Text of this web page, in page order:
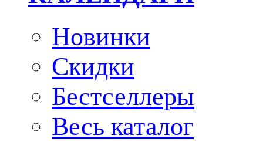
Новинки
Скидки
Бестселлеры
Весь каталог